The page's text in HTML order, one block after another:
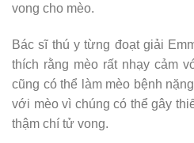
vong cho mèo.
Bác sĩ thú y từng đoạt giải
thích rằng mèo rất nhạy cảm
cũng có thể làm mèo bệnh
với mèo vì chúng có thể gây
thậm chí tử vong.